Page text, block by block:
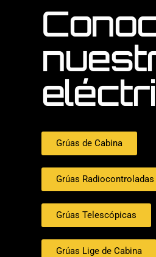
Grúas de Cabina
Grúas Radiocontroladas
Grúas Telescópicas
Grúas Lige de Cabina